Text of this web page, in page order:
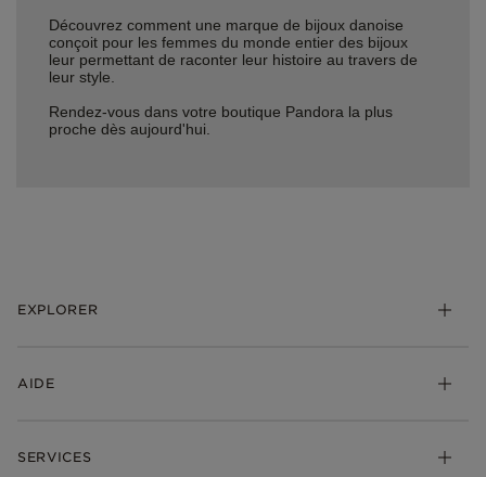
Découvrez comment une marque de bijoux danoise
conçoit pour les femmes du monde entier des bijoux
leur permettant de raconter leur histoire au travers de
leur style.
Rendez-vous dans votre boutique Pandora la plus
proche dès aujourd'hui.
EXPLORER
Bijoux
AIDE
Suivre ma commande
SERVICES